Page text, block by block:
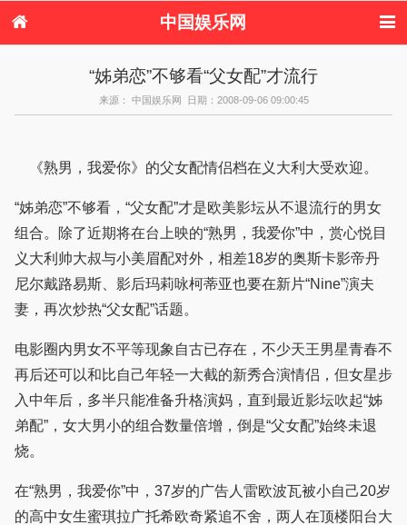
中国娱乐网
日本娱乐 韩国娱乐
音乐新闻 影视新闻
内地明星八卦
“姊弟恋”不够看“父女配”才流行
来源： 中国娱乐网 日期：2008-09-06 09:00:45
《熟男，我爱你》的父女配情侣档在义大利大受欢迎。
“姊弟恋”不够看，“父女配”才是欧美影坛从不退流行的男女
组合。除了近期将在台上映的“熟男，我爱你”中，赏心悦目
义大利帅大叔与小美眉配对外，相差18岁的奥斯卡影帝丹
尼尔戴路易斯、影后玛莉咏柯蒂亚也要在新片“Nine”演夫
妻，再次炒热“父女配”话题。
电影圈内男女不平等现象自古已存在，不少天王男星青春不
再后还可以和比自己年轻一大截的新秀合演情侣，但女星步
入中年后，多半只能准备升格演妈，直到最近影坛吹起“姊
弟配”，女大男小的组合数量倍增，倒是“父女配”始终未退
烧。
在“熟男，我爱你”中，37岁的广告人雷欧波瓦被小自己20岁
的高中女生蜜琪拉广托希欧奇紧追不舍，两人在顶楼阳台大